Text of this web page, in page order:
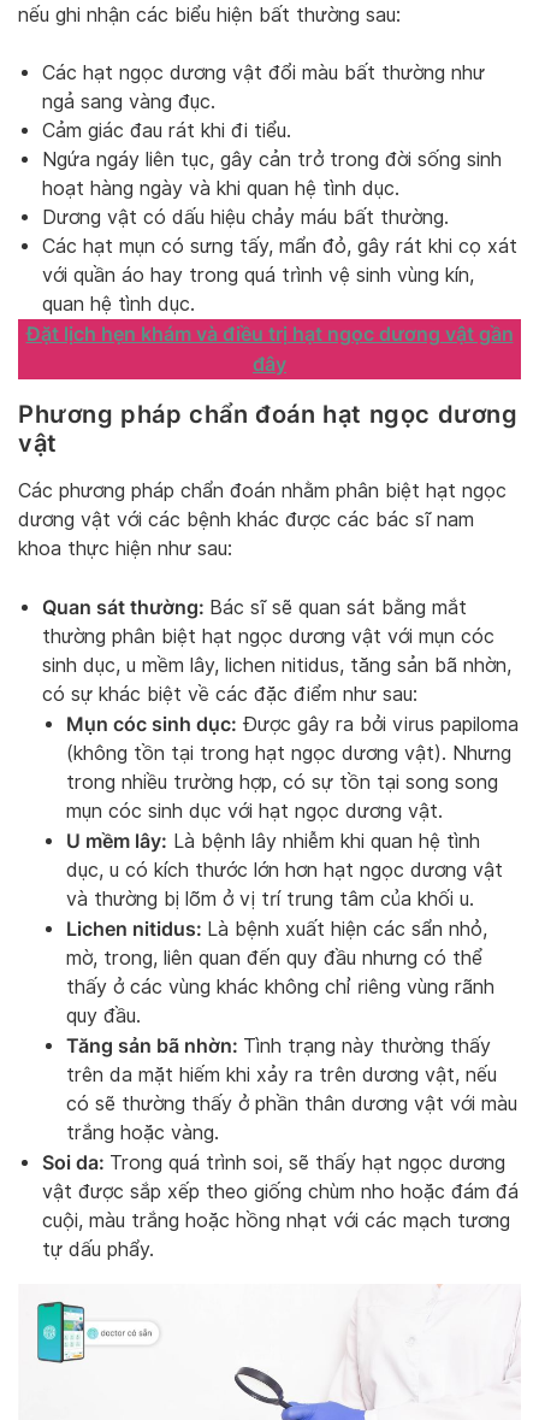
nếu ghi nhận các biểu hiện bất thường sau:
Các hạt ngọc dương vật đổi màu bất thường như
ngả sang vàng đục.
Cảm giác đau rát khi đi tiểu.
Ngứa ngáy liên tục, gây cản trở trong đời sống sinh
hoạt hàng ngày và khi quan hệ tình dục.
Dương vật có dấu hiệu chảy máu bất thường.
Các hạt mụn có sưng tấy, mẩn đỏ, gây rát khi cọ xát
với quần áo hay trong quá trình vệ sinh vùng kín,
quan hệ tình dục.
Đặt lịch hẹn khám và điều trị hạt ngọc dương vật gần
đây
Phương pháp chẩn đoán hạt ngọc dương
vật
Các phương pháp chẩn đoán nhằm phân biệt hạt ngọc
dương vật với các bệnh khác được các bác sĩ nam
khoa thực hiện như sau:
Quan sát thường: Bác sĩ sẽ quan sát bằng mắt
thường phân biệt hạt ngọc dương vật với mụn cóc
sinh dục, u mềm lây, lichen nitidus, tăng sản bã nhờn,
có sự khác biệt về các đặc điểm như sau:
Mụn cóc sinh dục: Được gây ra bởi virus papiloma
(không tồn tại trong hạt ngọc dương vật). Nhưng
trong nhiều trường hợp, có sự tồn tại song song
mụn cóc sinh dục với hạt ngọc dương vật.
U mềm lây: Là bệnh lây nhiễm khi quan hệ tình
dục, u có kích thước lớn hơn hạt ngọc dương vật
và thường bị lõm ở vị trí trung tâm của khối u.
Lichen nitidus: Là bệnh xuất hiện các sẩn nhỏ,
mờ, trong, liên quan đến quy đầu nhưng có thể
thấy ở các vùng khác không chỉ riêng vùng rãnh
quy đầu.
Tăng sản bã nhờn: Tình trạng này thường thấy
trên da mặt hiếm khi xảy ra trên dương vật, nếu
có sẽ thường thấy ở phần thân dương vật với màu
trắng hoặc vàng.
Soi da: Trong quá trình soi, sẽ thấy hạt ngọc dương
vật được sắp xếp theo giống chùm nho hoặc đám đá
cuội, màu trắng hoặc hồng nhạt với các mạch tương
tự dấu phẩy.